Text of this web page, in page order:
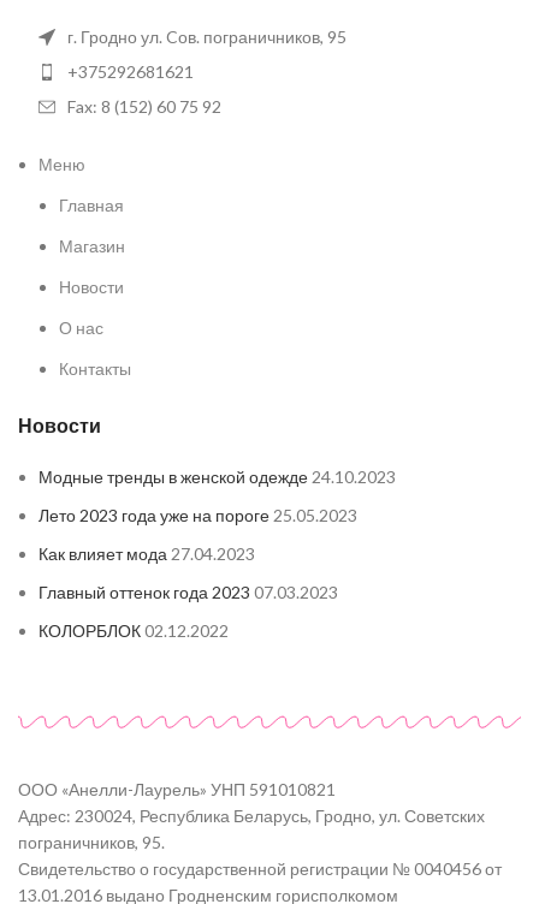
г. Гродно ул. Cов. пограничников, 95
+375292681621
Fax: 8 (152) 60 75 92
Меню
Главная
Магазин
Новости
О нас
Контакты
Новости
Модные тренды в женской одежде 24.10.2023
Лето 2023 года уже на пороге 25.05.2023
Как влияет мода 27.04.2023
Главный оттенок года 2023 07.03.2023
КОЛОРБЛОК02.12.2022
ООО «Анелли-Лаурель» УНП 591010821
Адрес: 230024, Республика Беларусь, Гродно, ул. Советских
пограничников, 95.
Свидетельство о государственной регистрации № 0040456 от
13.01.2016 выдано Гродненским горисполкомом